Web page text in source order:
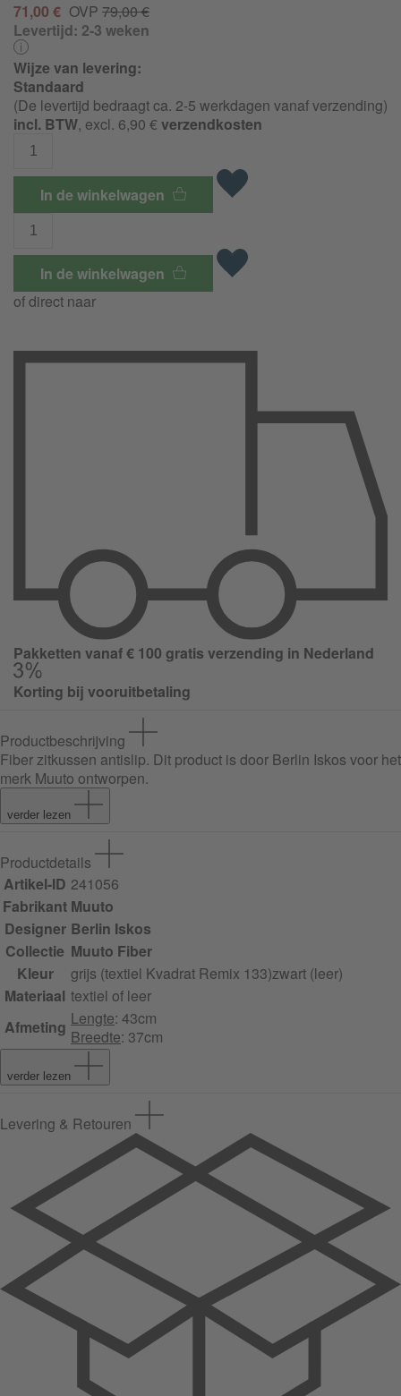
71,00 € OVP 79,00 €
Levertijd: 2-3 weken
Wijze van levering:
Standaard
(De levertijd bedraagt ca. 2-5 werkdagen vanaf verzending)
incl. BTW, excl. 6,90 €verzendkosten
In de winkelwagen
In de winkelwagen
of direct naar
Pakketten vanaf € 100 gratis verzending in Nederland
Korting bij vooruitbetaling
Productbeschrijving
Fiber zitkussen antislip. Dit product is door Berlin Iskos voor het
merk Muuto ontworpen.
verder lezen
Productdetails
Artikel-ID 241056
Fabrikant Muuto
Designer Berlin Iskos
Collectie Muuto Fiber
Kleur
grijs (textiel Kvadrat Remix 133)zwart (leer)
Materiaal textiel of leer
Afmeting Lengte: 43cm
Breedte: 37cm
verder lezen
Levering & Retouren